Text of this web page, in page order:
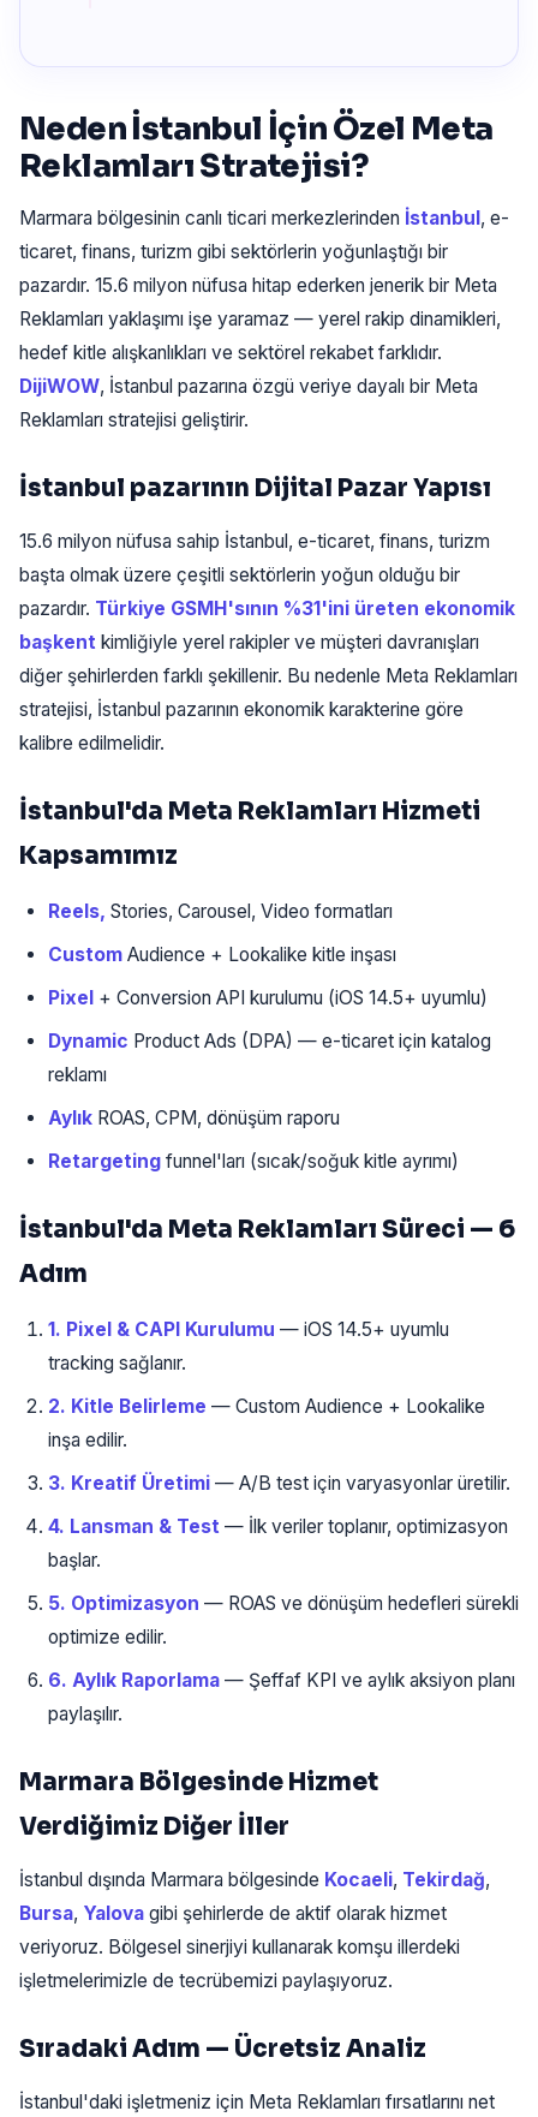
Neden İstanbul İçin Özel Meta
Reklamları Stratejisi?
Marmara bölgesinin canlı ticari merkezlerinden İstanbul, e-
ticaret, finans, turizm gibi sektörlerin yoğunlaştığı bir
pazardır. 15.6 milyon nüfusa hitap ederken jenerik bir Meta
Reklamları yaklaşımı işe yaramaz — yerel rakip dinamikleri,
hedef kitle alışkanlıkları ve sektörel rekabet farklıdır.
DijiWOW, İstanbul pazarına özgü veriye dayalı bir Meta
Reklamları stratejisi geliştirir.
İstanbul pazarının Dijital Pazar Yapısı
15.6 milyon nüfusa sahip İstanbul, e-ticaret, finans, turizm
başta olmak üzere çeşitli sektörlerin yoğun olduğu bir
pazardır. Türkiye GSMH'sının %31'ini üreten ekonomik
başkent kimliğiyle yerel rakipler ve müşteri davranışları
diğer şehirlerden farklı şekillenir. Bu nedenle Meta Reklamları
stratejisi, İstanbul pazarının ekonomik karakterine göre
kalibre edilmelidir.
İstanbul'da Meta Reklamları Hizmeti
Kapsamımız
Reels, Stories, Carousel, Video formatları
Custom Audience + Lookalike kitle inşası
Pixel + Conversion API kurulumu (iOS 14.5+ uyumlu)
Dynamic Product Ads (DPA) — e-ticaret için katalog
reklamı
Aylık ROAS, CPM, dönüşüm raporu
Retargeting funnel'ları (sıcak/soğuk kitle ayrımı)
İstanbul'da Meta Reklamları Süreci — 6
Adım
1. Pixel & CAPI Kurulumu — iOS 14.5+ uyumlu
tracking sağlanır.
2. Kitle Belirleme — Custom Audience + Lookalike
inşa edilir.
3. Kreatif Üretimi — A/B test için varyasyonlar üretilir.
4. Lansman & Test — İlk veriler toplanır, optimizasyon
başlar.
5. Optimizasyon — ROAS ve dönüşüm hedefleri sürekli
optimize edilir.
6. Aylık Raporlama — Şeffaf KPI ve aylık aksiyon planı
paylaşılır.
Marmara Bölgesinde Hizmet
Verdiğimiz Diğer İller
İstanbul dışında Marmara bölgesinde Kocaeli, Tekirdağ,
Bursa, Yalova gibi şehirlerde de aktif olarak hizmet
veriyoruz. Bölgesel sinerjiyi kullanarak komşu illerdeki
işletmelerimizle de tecrübemizi paylaşıyoruz.
Sıradaki Adım — Ücretsiz Analiz
İstanbul'daki işletmeniz için Meta Reklamları fırsatlarını net